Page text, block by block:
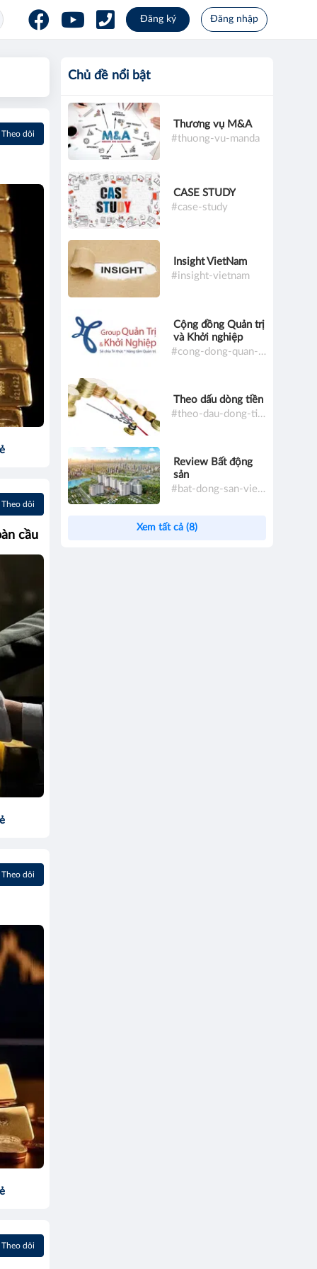
Đăng ký Đăng nhập
Theo dõi
Theo dõi
cầu
Theo dõi
Theo dõi
Chủ đề nổi bật
Thương vụ M&A
#thuong-vu-manda
CASE STUDY
#case-study
Insight VietNam
#insight-vietnam
Cộng đồng Quản trị
và Khởi nghiệp
#cong-dong-quan-tri-va-khoi-nghiep
Theo dấu dòng tiền
#theo-dau-dong-tien
Review Bất động
sản
#bat-dong-san-viet-nam
Xem tất cả (8)